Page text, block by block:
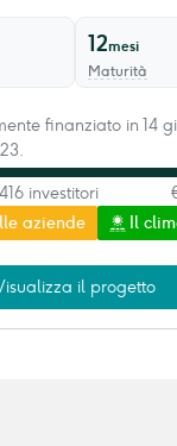
12mesi
Maturità
aziende Il
finanziato in 14
investitori
il progetto